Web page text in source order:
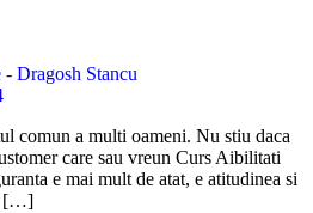
Dragosh Stancu
comun a multi oameni. Nu stiu daca
care sau vreun Curs Aibilitati
e mai mult de atat, e atitudinea si
[…]